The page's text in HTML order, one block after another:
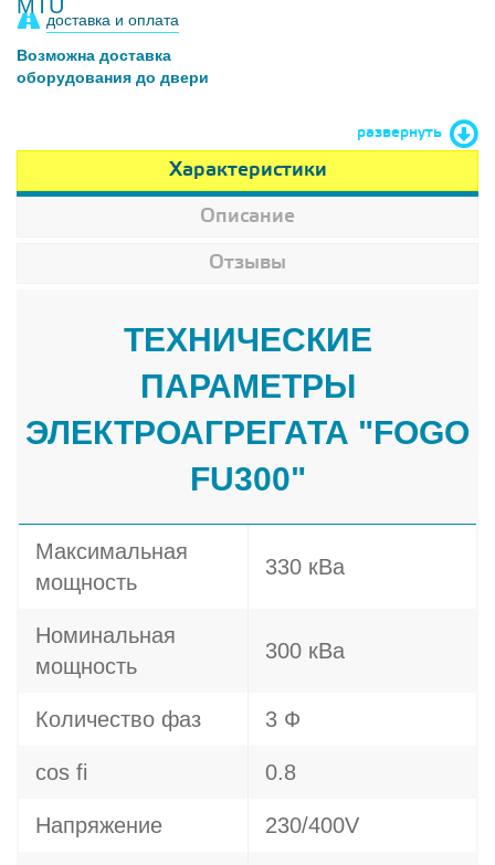
доставка и оплата
Возможна доставка
оборудования до двери
развернуть
Характеристики
Описание
Отзывы
ТЕХНИЧЕСКИЕ
ПАРАМЕТРЫ
ЭЛЕКТРОАГРЕГАТА "FOGO
FU300"
Максимальная
мощность
330 кВа
Номинальная
мощность
300 кВа
Количество фаз 3 Ф
cos fi 0.8
Напряжение 230/400V